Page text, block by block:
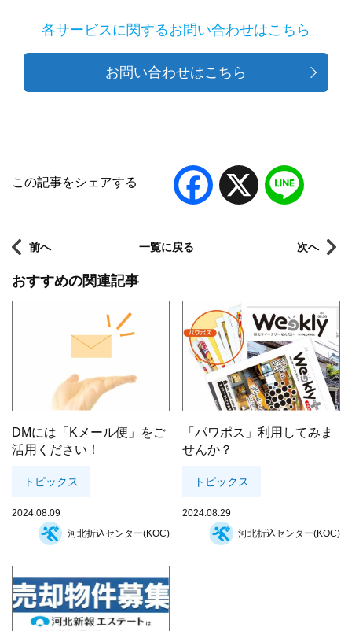
各サービスに関するお問い合わせはこちら
お問い合わせはこちら
この記事をシェアする
Facebook
一覧に戻る
前へ 次へ
おすすめの関連記事
DMには「Kメール便」をご
活用ください！
トピックス
2024.08.09
河北折込センター(KOC)
「パワポス」利用してみま
せんか？
トピックス
2024.08.29
河北折込センター(KOC)